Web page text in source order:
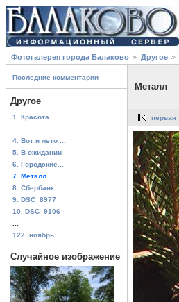
Фотогалерея города Балаково Другое
Последние комментарии
Другое
1. Красота...
4. Вот и лето ...
5. В ожидании
6. Городские...
7. Металл
8. Сбербанк...
9. DSC_8977
10. DSC_9106
122. ноябрь
Случайное изображение
Металл
первая